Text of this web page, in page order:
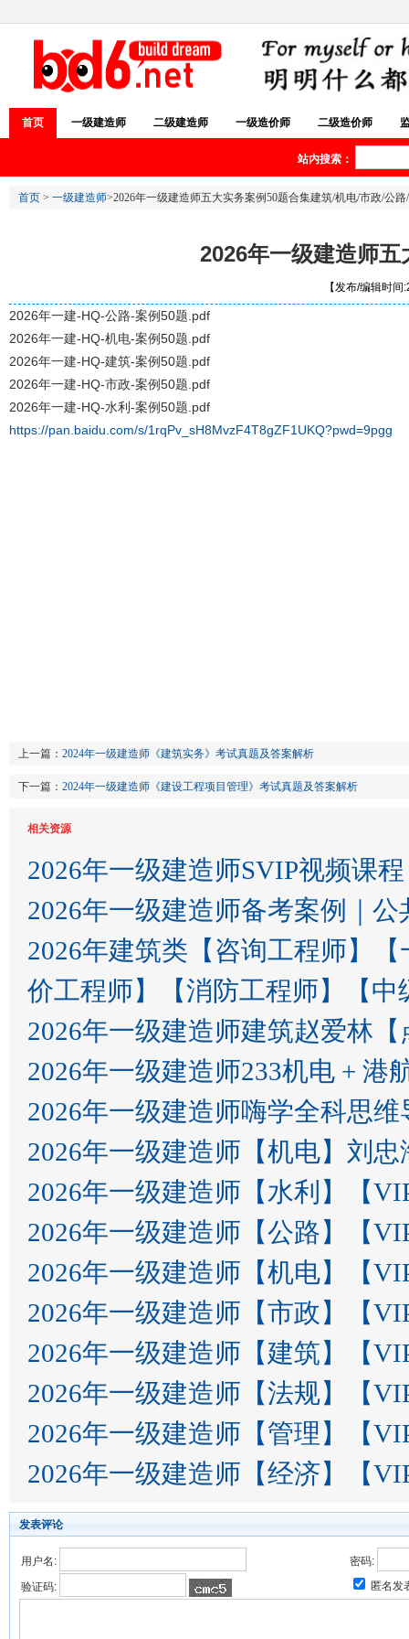
首页 一级建造师 二级建造师 一级造价师 二级造价师
站内搜索：
首页 > 一级建造师>2026年一级建造师五大实务案例50题合集建筑/机电/市政/公
2026年一级建造师
【发布/编辑时
2026年一建-HQ-公路-案例50题.pdf
2026年一建-HQ-机电-案例50题.pdf
2026年一建-HQ-建筑-案例50题.pdf
2026年一建-HQ-市政-案例50题.pdf
2026年一建-HQ-水利-案例50题.pdf
https://pan.baidu.com/s/1rqPv_sH8MvzF4T8gZF1UKQ?pwd=9pgg
上一篇： 2024年一级建造师《建筑实务》考试真题及答案解析
下一篇： 2024年一级建造师《建设工程项目管理》考试真题及答案解析
相关资源
2026年一级建造师SVIP视频课程
2026年一级建造师备考案例｜
2026年建筑类【咨询工程师】
价工程师】【消防工程师】【中
2026年一级建造师建筑赵爱林
2026年一级建造师233机电 + 港
2026年一级建造师嗨学全科思维
2026年一级建造师【机电】刘忠
2026年一级建造师【水利】【
2026年一级建造师【公路】【
2026年一级建造师【机电】【
2026年一级建造师【市政】【
2026年一级建造师【建筑】【
2026年一级建造师【法规】【
2026年一级建造师【管理】【
2026年一级建造师【经济】【
发表评论
用户名:
密码:
验证码:
匿名发